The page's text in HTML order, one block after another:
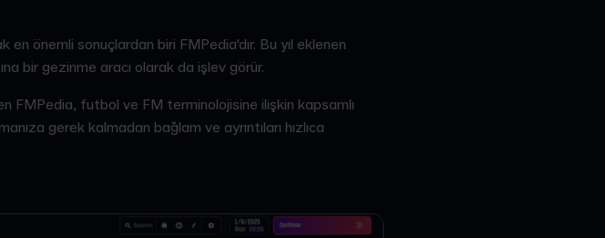
en önemli sonuçlardan biri FMPedia'dır. Bu yıl eklenen
bir gezinme aracı olarak da işlev görür.
FMPedia, futbol ve FM terminolojisine ilişkin kapsamlı
gerek kalmadan bağlam ve ayrıntıları hızlıca